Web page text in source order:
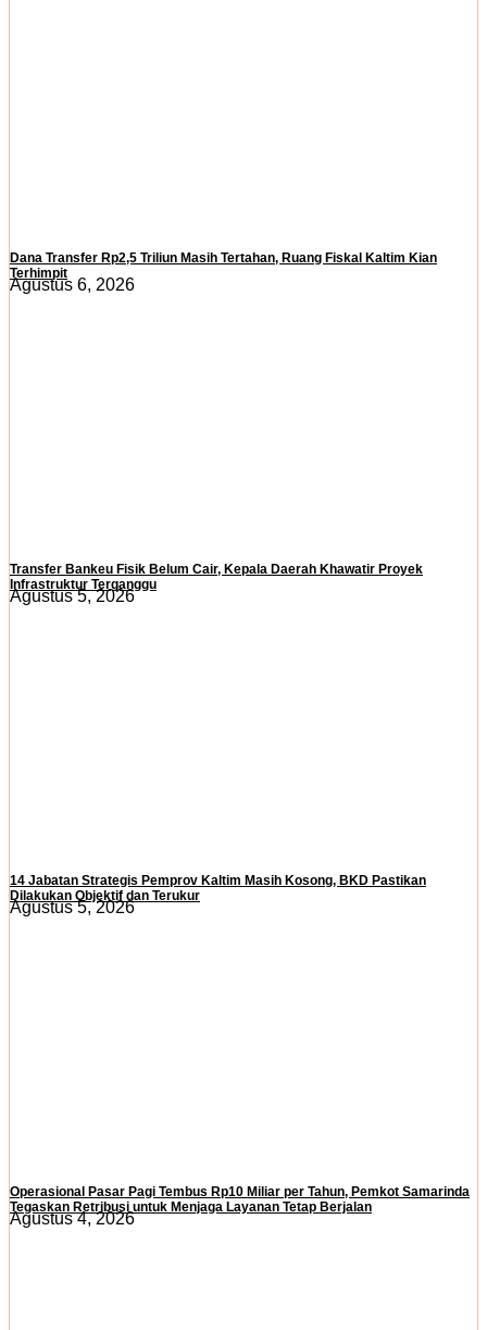
Dana Transfer Rp2,5 Triliun Masih Tertahan, Ruang Fiskal Kaltim Kian
Terhimpit
Agustus 6, 2026
Transfer Bankeu Fisik Belum Cair, Kepala Daerah Khawatir Proyek
Infrastruktur Terganggu
Agustus 5, 2026
14 Jabatan Strategis Pemprov Kaltim Masih Kosong, BKD Pastikan
Dilakukan Objektif dan Terukur
Agustus 5, 2026
Operasional Pasar Pagi Tembus Rp10 Miliar per Tahun, Pemkot Samarinda
Tegaskan Retribusi untuk Menjaga Layanan Tetap Berjalan
Agustus 4, 2026